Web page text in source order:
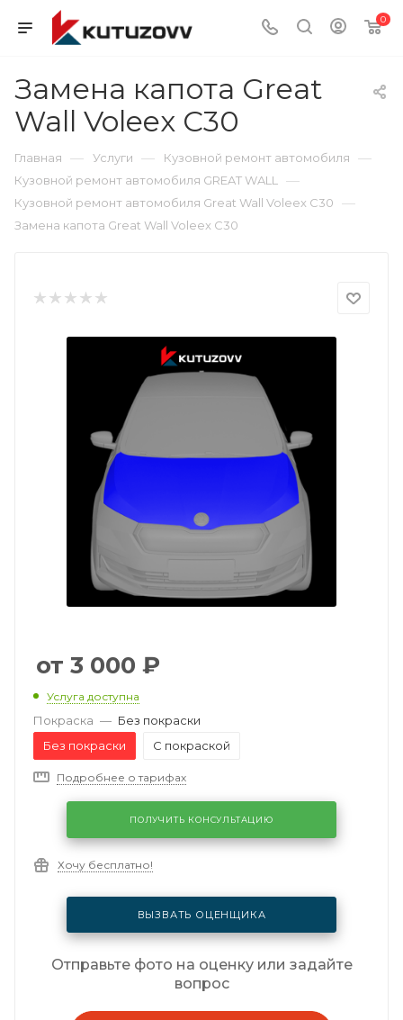
0
Замена капота Great
Wall Voleex C30
Главная — Услуги — Кузовной ремонт автомобиля —
Кузовной ремонт автомобиля GREAT WALL —
Кузовной ремонт автомобиля Great Wall Voleex C30 —
Замена капота Great Wall Voleex C30
3 000 ₽
Услуга доступна
Покраска — Без покраски
Без покраски
С покраской
Подробнее о тарифах
ПОЛУЧИТЬ КОНСУЛЬТАЦИЮ
Хочу бесплатно!
ВЫЗВАТЬ ОЦЕНЩИКА
Отправьте фото на оценку или задайте
вопрос